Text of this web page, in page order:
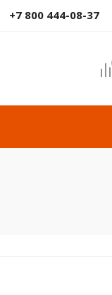
+7 800 444-08-37